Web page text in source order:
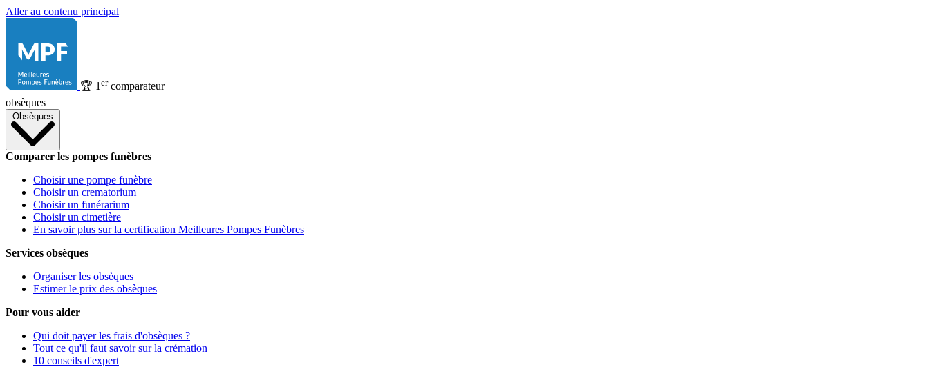
Aller au contenu principal
🏆 1 ercomparateur
obsèques
Obsèques
Comparer les pompes funèbres
Choisir une pompe funèbre
Choisir un crematorium
Choisir un funérarium
Choisir un cimetière
En savoir plus sur la certification Meilleures Pompes Funèbres
Services obsèques
Organiser les obsèques
Estimer le prix des obsèques
Pour vous aider
Qui doit payer les frais d'obsèques ?
Tout ce qu'il faut savoir sur la crémation
10 conseils d'expert